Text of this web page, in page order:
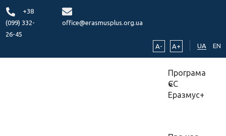
+38
(099) 332-
26-45
office@erasmusplus.org.ua
A- A+ UA EN
Програма
ЄС
Еразмус+